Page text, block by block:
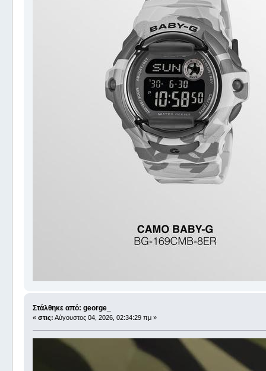
Στάλθηκε από: george_
« στις: Αύγουστος 04, 2026, 02:34:29 πμ »